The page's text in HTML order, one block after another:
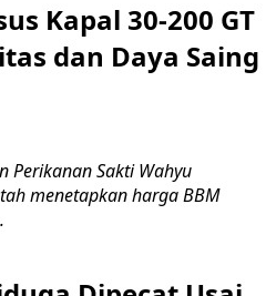
Kapal 30-200 GT
dan Daya Saing
Perikanan Sakti Wahyu
menetapkan harga BBM